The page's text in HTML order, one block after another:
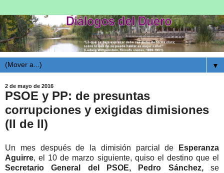
▼
2 de mayo de 2016
PSOE y PP: de presuntas
corrupciones y exigidas dimisiones
(II de II)
Un mes después de la dimisión parcial de
Esperanza
Aguirre, el 10 de marzo siguiente, quiso el destino que el
Secretario General del PSOE, Pedro Sánchez,se